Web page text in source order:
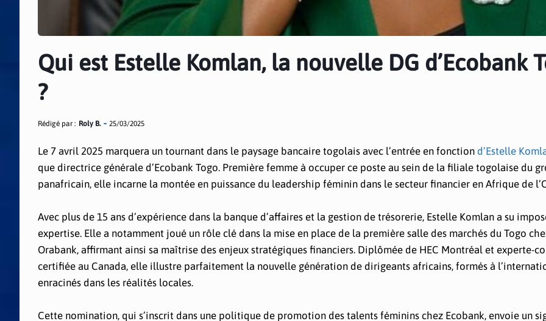
Qui est Estelle Komlan, la nouvelle DG d’Ecobank
?
Rédigé par : Roly B. 25/03/2025
Le 7 avril 2025 marquera un tournant dans le paysage bancaire togolais avec l’entrée en fonction d’Estelle
que directrice générale d’Ecobank Togo. Première femme à occuper ce poste au sein de la filiale togolaise du
panafricain, elle incarne la montée en puissance du leadership féminin dans le secteur financier en Afrique de
Avec plus de 15 ans d’expérience dans la banque d’affaires et la gestion de trésorerie, Estelle Komlan a su
expertise. Elle a notamment joué un rôle clé dans la mise en place de la première salle des marchés du Togo
Orabank, affirmant ainsi sa maîtrise des enjeux stratégiques financiers. Diplômée de HEC Montréal et experte-
certifiée au Canada, elle illustre parfaitement la nouvelle génération de dirigeants africains, formés à
enracinés dans les réalités locales.
Cette nomination, qui s’inscrit dans une politique de promotion des talents féminins chez Ecobank, envoie un